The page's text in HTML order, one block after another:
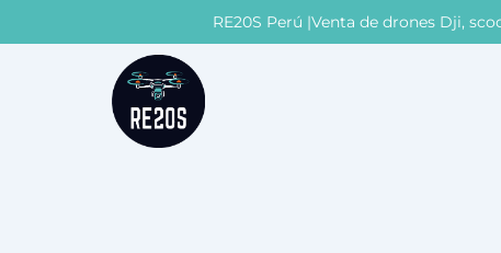
al
RE20S Perú |Venta de drones Dji,
de
entradas